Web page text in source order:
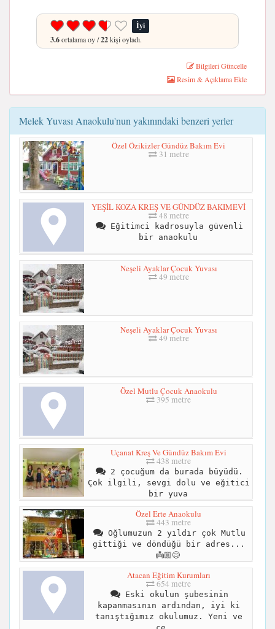
İyi
3.6ortalama oy /22kişi oyladı.
Bilgileri Güncelle
Resim & Açıklama Ekle
Melek Yuvası Anaokulu'nun yakınındaki benzeri yerler
Özel Özikizler Gündüz Bakım Evi
31 metre
YEŞİL KOZA KREŞ VE GÜNDÜZ BAKIMEVİ
48 metre
Eğitimci kadrosuyla güvenli
bir anaokulu
Neşeli Ayaklar Çocuk Yuvası
49 metre
Neşeli Ayaklar Çocuk Yuvası
49 metre
Özel Mutlu Çocuk Anaokulu
395 metre
Uçanat Kreş Ve Gündüz Bakım Evi
438 metre
2 çocuğum da burada büyüdü.
Çok ilgili, sevgi dolu ve eğitici
bir yuva
Özel Erte Anaokulu
443 metre
Oğlumuzun 2 yıldır çok Mutlu
gittiği ve döndüğü bir adres...
👼🏼😊
Atacan Eğitim Kurumları
654 metre
Eski okulun şubesinin
kapanmasının ardından, iyi ki
tanıştığımız okulumuz. Yeni ve